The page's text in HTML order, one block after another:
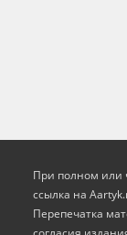
При полном или
ссылка на
Перепечатка